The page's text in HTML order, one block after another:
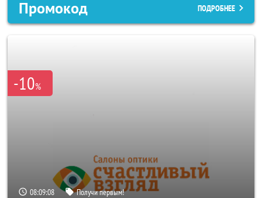
Промокод ПОДРОБНЕЕ
-10%
08:09:06 Получи первым!